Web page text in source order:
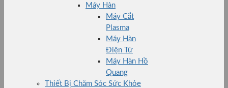
Máy Hàn
Máy Cắt
Plasma
Máy Hàn
Điện Tử
Máy Hàn Hồ
Quang
Thiết Bị Chăm Sóc Sức Khỏe